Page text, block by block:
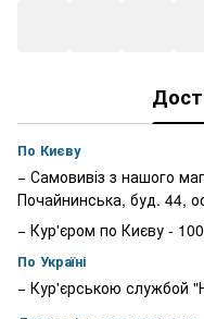
По Києву
− Самовивіз з нашого
Почайнинська, буд. 44,
− Кур'єром по Києву -
По Україні
− Кур'єрською службой